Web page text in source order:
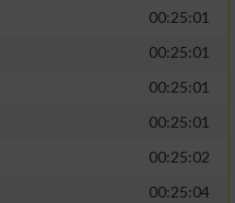
00:25:01
00:25:01
00:25:01
00:25:01
00:25:02
00:25:04